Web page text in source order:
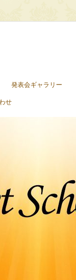
発表会ギャラリー
せ